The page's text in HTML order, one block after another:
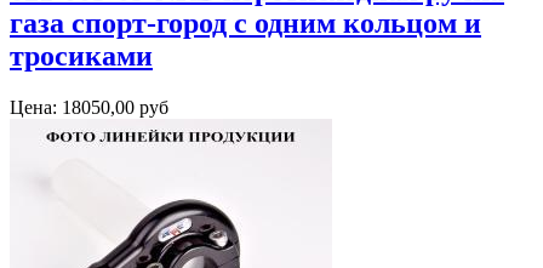
газа спорт-город с одним кольцом и
тросиками
Цена: 18050,00 руб